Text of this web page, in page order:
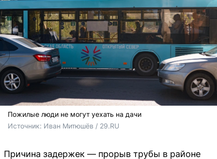
Пожилые люди не могут уехать на дачи
Источник: Иван Митюшёв / 29.RU
Причина задержек — прорыв трубы в районе